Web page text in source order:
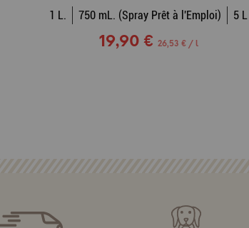
1 L. 750 mL. (Spray Prêt à l'Emploi) 5 L
19,90 € 26,53 € / l